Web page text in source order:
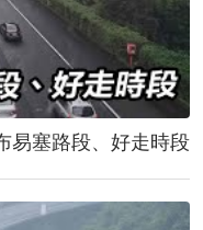
塞路段、好走時段